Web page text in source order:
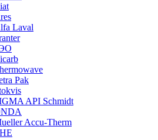
Laval
Pak
API Schmidt
Accu-Therm